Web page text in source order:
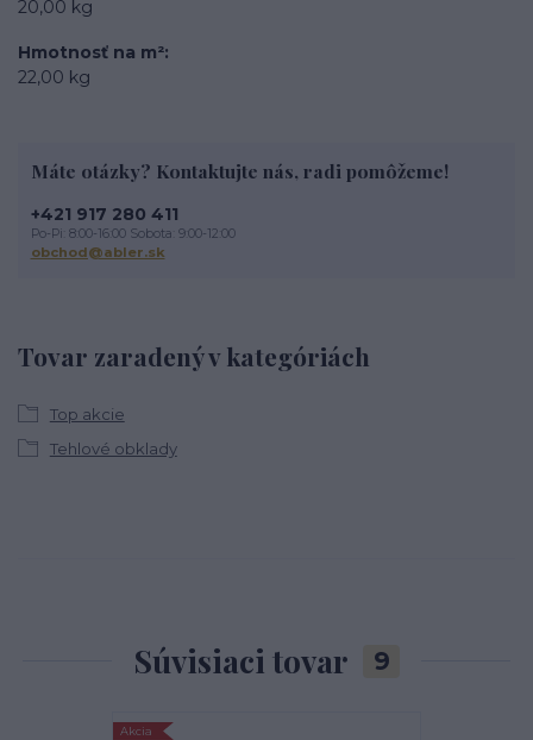
20,00 kg
Hmotnosť na m²
22,00 kg
Tovar zaradený v kategóriách
Top akcie
Tehlové obklady
Máte otázky? Kontaktujte nás, radi pomôžeme!
+421 917 280 411
Po-Pi: 8:00-16:00 Sobota: 9:00-12:00
obchod@abler.sk
Súvisiaci tovar 9
Akcia